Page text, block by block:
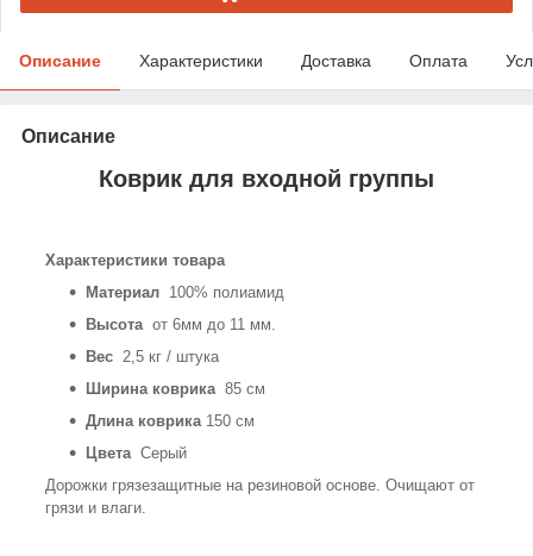
Описание Характеристики Доставка Оплата
Описание
Коврик для входной группы
Характеристики товара
Материал 100% полиамид
Высота от 6мм до 11 мм.
Вес 2,5 кг / штука
Ширина коврика85 см
Длина коврика150 см
Цвета Серый
Дорожки грязезащитные на резиновой основе. Очищают от
грязи и влаги.